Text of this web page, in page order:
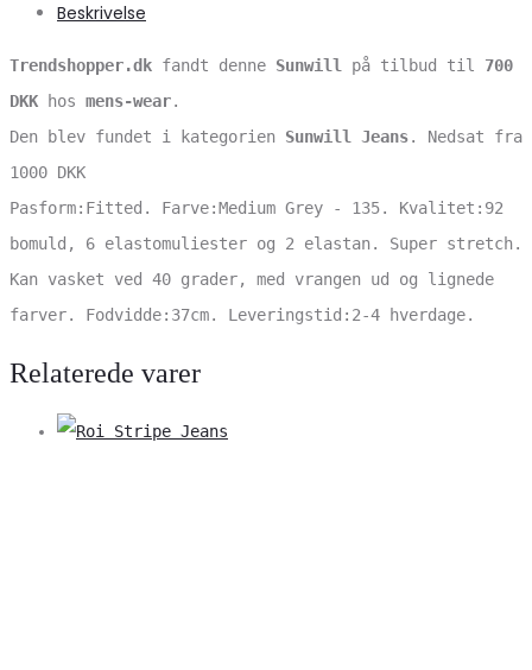
Beskrivelse
Trendshopper.dk fandt denne Sunwill på tilbud til 700
DKK hos mens-wear.
Den blev fundet i kategorien Sunwill Jeans. Nedsat fra
1000 DKK
Pasform:Fitted. Farve:Medium Grey - 135. Kvalitet:92
bomuld, 6 elastomuliester og 2 elastan. Super stretch.
Kan vasket ved 40 grader, med vrangen ud og lignede
farver. Fodvidde:37cm. Leveringstid:2-4 hverdage.
Relaterede varer